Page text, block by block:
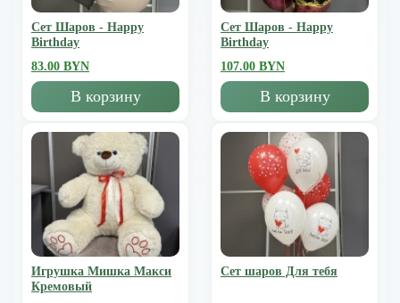
Сет Шаров - Happy
Birthday
83.00 BYN
В корзину
Сет Шаров - Happy
Birthday
107.00 BYN
В корзину
Игрушка Мишка Mакси
Кремовый
Сет шаров Для тебя